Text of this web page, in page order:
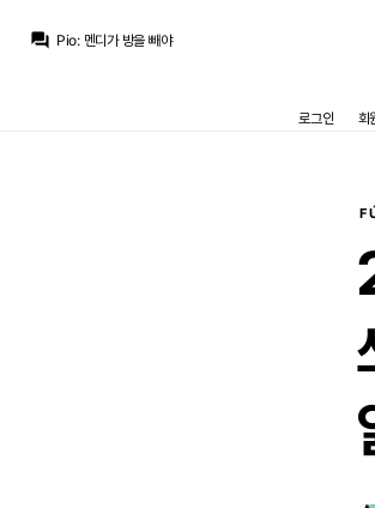
question_answer Pio: 멘디가 방을 빼야
마리아노가 7번 달고있는 정도 아니면 등번호 뺐어서 주진
로그인 회